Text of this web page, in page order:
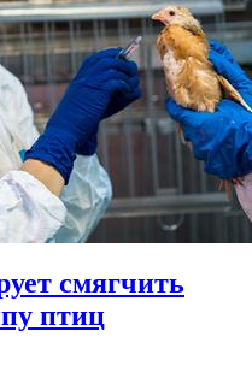
смягчить
птиц